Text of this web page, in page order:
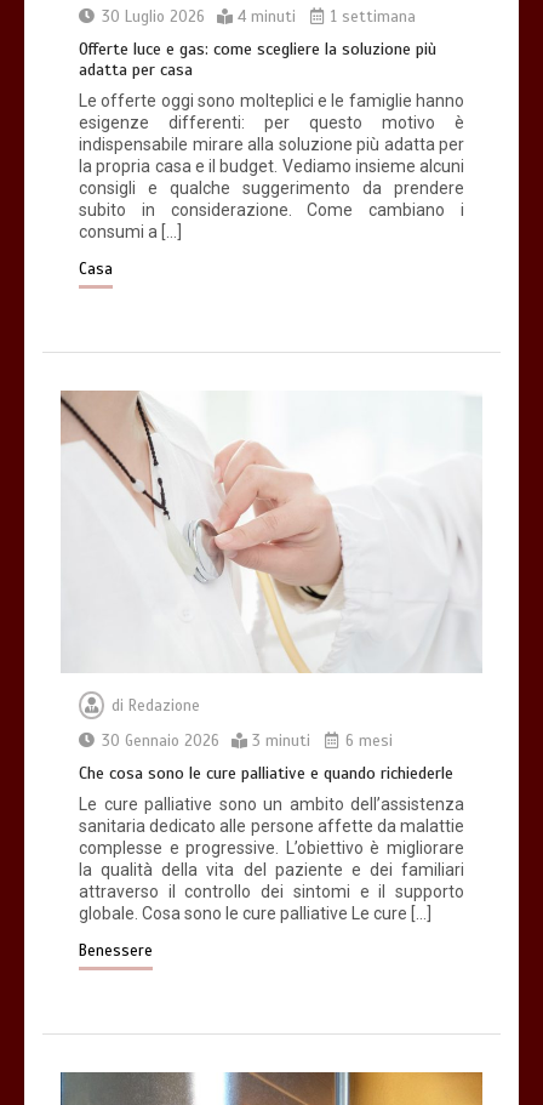
malfunzionamento
3 minuti
30 Luglio 2026
4 minuti 1 settimana
Offerte luce e gas: come scegliere la soluzione più
adatta per casa
Le offerte oggi sono molteplici e le famiglie hanno
esigenze differenti: per questo motivo è
indispensabile mirare alla soluzione più adatta per
la propria casa e il budget. Vediamo insieme alcuni
consigli e qualche suggerimento da prendere
subito in considerazione. Come cambiano i
consumi a […]
Casa
di Redazione
30 Gennaio 2026
3 minuti 6 mesi
Che cosa sono le cure palliative e quando richiederle
Le cure palliative sono un ambito dell’assistenza
sanitaria dedicato alle persone affette da malattie
complesse e progressive. L’obiettivo è migliorare
la qualità della vita del paziente e dei familiari
attraverso il controllo dei sintomi e il supporto
globale. Cosa sono le cure palliative Le cure […]
Benessere